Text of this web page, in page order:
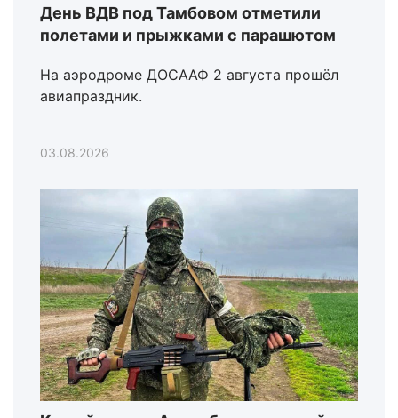
День ВДВ под Тамбовом отметили
полетами и прыжками с парашютом
На аэродроме ДОСААФ 2 августа прошёл
авиапраздник.
03.08.2026